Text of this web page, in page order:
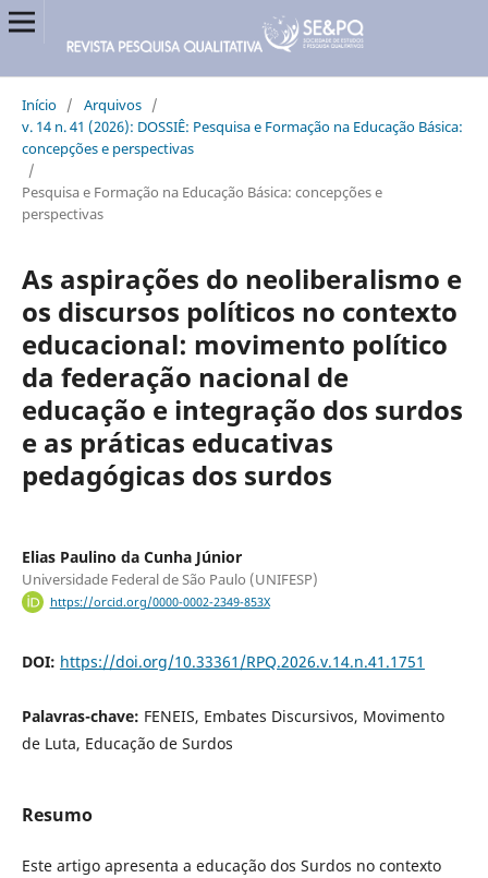
Início / Arquivos /
v. 14 n. 41 (2026): DOSSIÊ: Pesquisa e Formação na Educação Básica:
concepções e perspectivas
/
Pesquisa e Formação na Educação Básica: concepções e
perspectivas
As aspirações do neoliberalismo e
os discursos políticos no contexto
educacional: movimento político
da federação nacional de
educação e integração dos surdos
e as práticas educativas
pedagógicas dos surdos
Elias Paulino da Cunha Júnior
Universidade Federal de São Paulo (UNIFESP)
https://orcid.org/0000-0002-2349-853X
DOI: https://doi.org/10.33361/RPQ.2026.v.14.n.41.1751
Palavras-chave: FENEIS, Embates Discursivos, Movimento
de Luta, Educação de Surdos
Resumo
Este artigo apresenta a educação dos Surdos no contexto